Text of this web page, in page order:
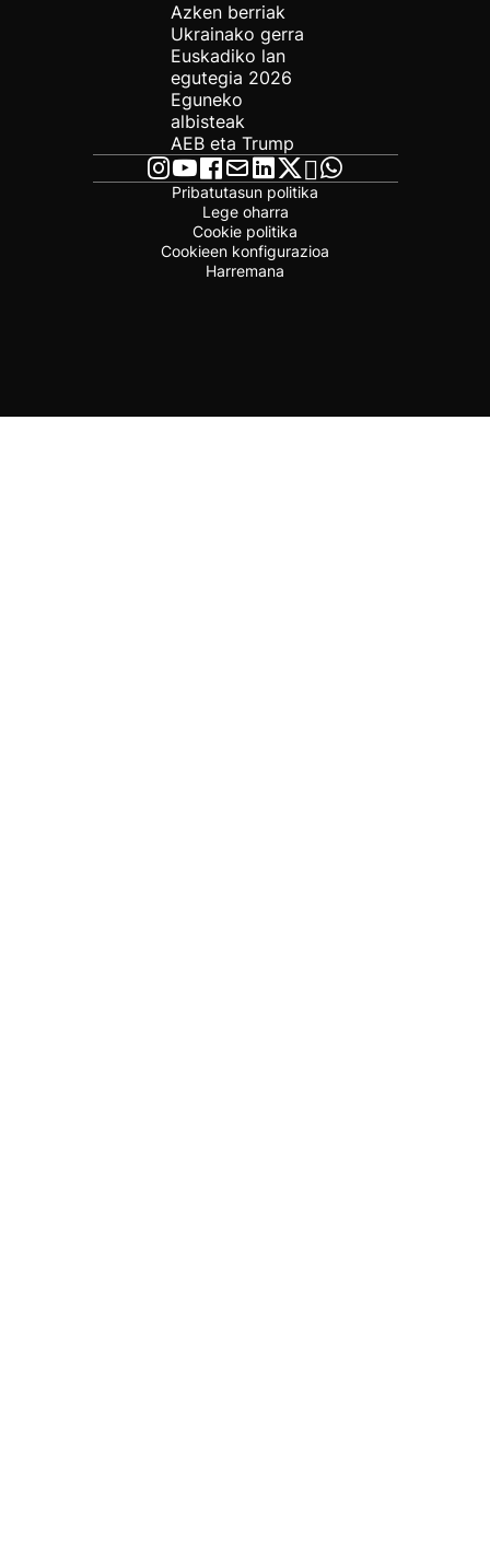
Azken berriak
Ukrainako gerra
Euskadiko lan
egutegia 2026
Eguneko
albisteak
AEB eta Trump
Pribatutasun politika
Lege oharra
Cookie politika
Cookieen konfigurazioa
Harremana